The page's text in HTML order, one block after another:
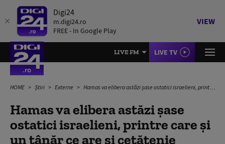
Digi24
m.digi24.ro
FREE - In Google Play
VIEW
LIVE FM LIVE TV
HOME Știri Externe Hamas va elibera astăzi șase ostatici israelieni, printre care și un tânăr ce are și cetăţenie română. Cine este Omer Wenkert
Hamas va elibera astăzi șase
ostatici israelieni, printre care și
un tânăr ce are și cetăţenie